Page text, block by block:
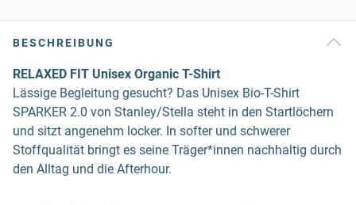
BESCHREIBUNG
RELAXED FIT Unisex Organic T-Shirt
Lässige Begleitung gesucht? Das Unisex Bio-T-Shirt
SPARKER 2.0 von Stanley/Stella steht in den Startlöchern
und sitzt angenehm locker. In softer und schwerer
Stoffqualität bringt es seine Träger*innen nachhaltig durch
den Alltag und die Afterhour.